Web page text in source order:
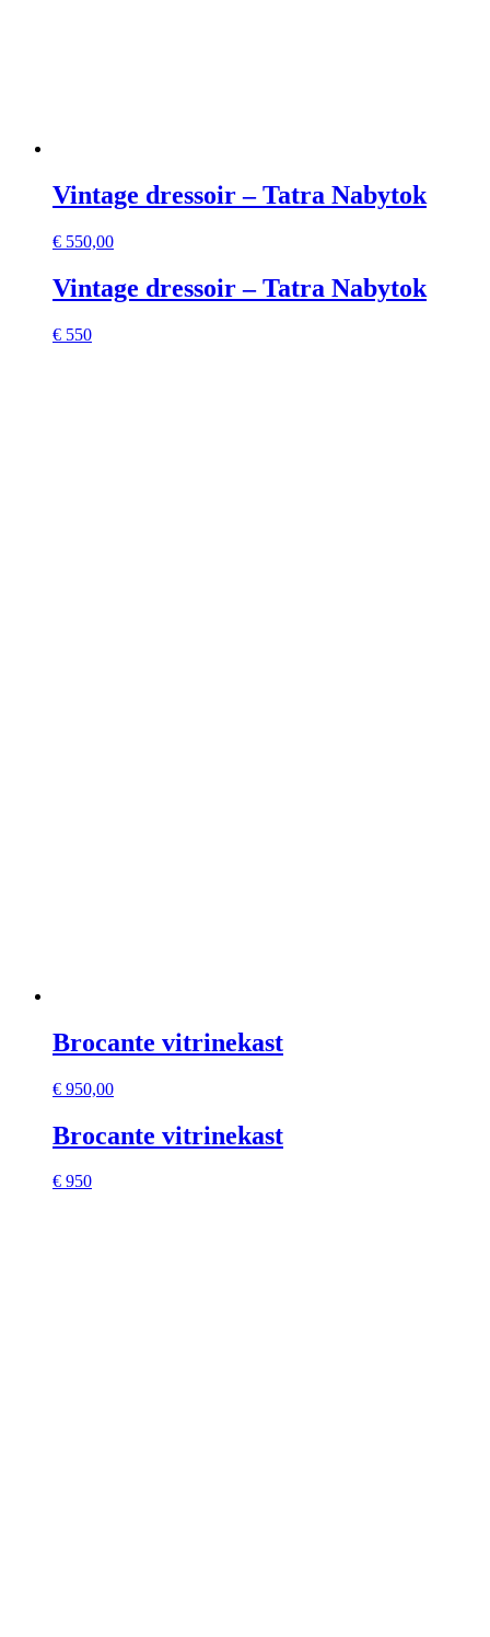
Vintage dressoir – Tatra Nabytok
€ 550,00
Vintage dressoir – Tatra Nabytok
€ 550
Brocante vitrinekast
€ 950,00
Brocante vitrinekast
€ 950